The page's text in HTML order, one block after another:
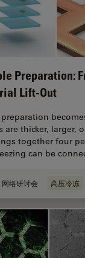
Preparation:
Lift-Out
are thicker, larger,
together four
can be
网络研讨会 高压冷冻